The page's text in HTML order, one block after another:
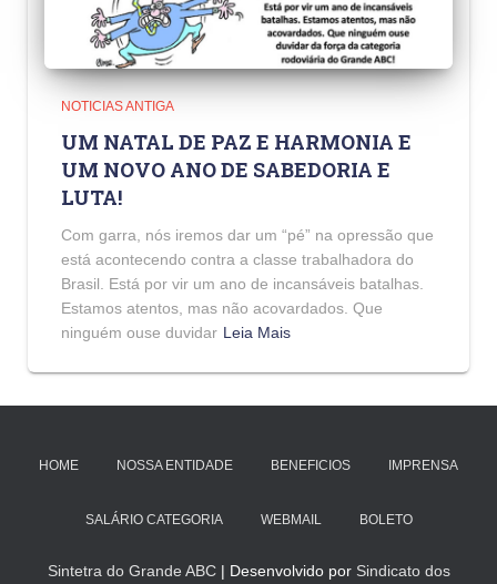
NOTICIAS ANTIGA
UM NATAL DE PAZ E HARMONIA E
UM NOVO ANO DE SABEDORIA E
LUTA!
Com garra, nós iremos dar um “pé” na opressão que
está acontecendo contra a classe trabalhadora do
Brasil. Está por vir um ano de incansáveis batalhas.
Estamos atentos, mas não acovardados. Que
ninguém ouse duvidar Leia Mais
HOME NOSSA ENTIDADE BENEFICIOS IMPRENSA
SALÁRIO CATEGORIA WEBMAIL BOLETO
Sintetra do Grande ABC| Desenvolvido por Sindicato dos